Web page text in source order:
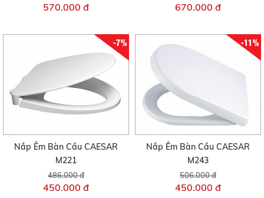
570.000 đ 670.000 đ
-7%
Nắp Êm Bàn Cầu CAESAR
M221
486.000 đ
450.000 đ
-11%
Nắp Êm Bàn Cầu CAESAR
M243
506.000 đ
450.000 đ